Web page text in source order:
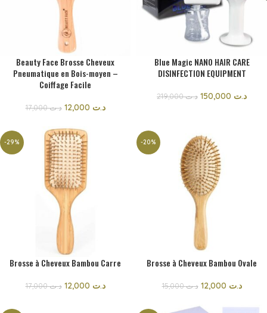
Beauty Face Brosse Cheveux
Pneumatique en Bois-moyen –
Coiffage Facile
د.ت17,000 د.ت
Blue Magic NANO HAIR CARE
DISINFECTION EQUIPMENT
د.ت219,000 د.ت
-29%
Brosse à Cheveux Bambou Carre
د.ت17,000 د.ت
-20%
Brosse à Cheveux Bambou Ovale
د.ت15,000 د.ت